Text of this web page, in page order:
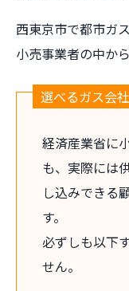
西東京市で都市ガ
小売事業者の中か
選べるガス会
経済産業省に
も、実際には
し込みできる
す。
必ずしも以下
せん。